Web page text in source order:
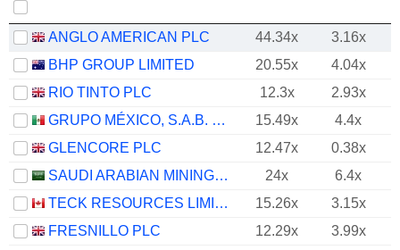
ANGLO AMERICAN PLC 44.34x
3.16x
BHP GROUP LIMITED
20.55x
4.04x
RIO TINTO PLC
12.3x
2.93x
GRUPO MÉXICO, S.A.B. DE C.V.
15.49x
4.4x
GLENCORE PLC
12.47x
0.38x
SAUDI ARABIAN MINING COMPANY (MAADEN)
24x 6.4x
TECK RESOURCES LIMITED
15.26x
3.15x
FRESNILLO PLC
12.29x
3.99x